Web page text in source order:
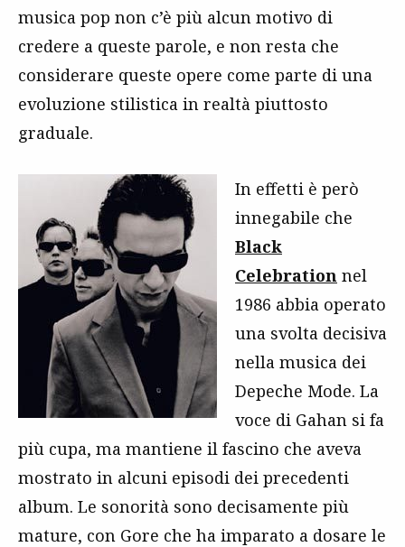
musica pop non c’è più alcun motivo di
credere a queste parole, e non resta che
considerare queste opere come parte di una
evoluzione stilistica in realtà piuttosto
graduale.
In effetti è però
innegabile che
Black
Celebration nel
1986 abbia operato
una svolta decisiva
nella musica dei
Depeche Mode. La
voce di Gahan si fa
più cupa, ma mantiene il fascino che aveva
mostrato in alcuni episodi dei precedenti
album. Le sonorità sono decisamente più
mature, con Gore che ha imparato a dosare le